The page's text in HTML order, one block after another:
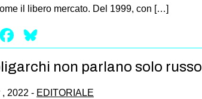
il libero mercato. Del 1999, con […]
Mastodon
Facebook
non parlano solo russo
, 2022 - EDITORIALE